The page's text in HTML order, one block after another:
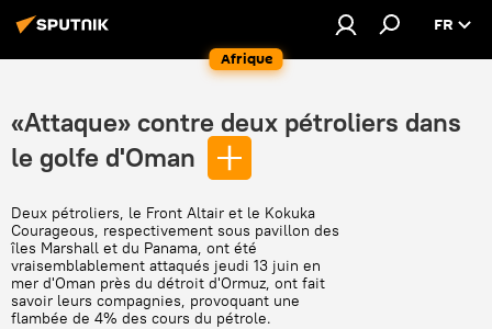
Afrique
FR
«Attaque» contre deux pétroliers dans
le golfe d'Oman
Deux pétroliers, le Front Altair et le Kokuka
Courageous, respectivement sous pavillon des
îles Marshall et du Panama, ont été
vraisemblablement attaqués jeudi 13 juin en
mer d'Oman près du détroit d'Ormuz, ont fait
savoir leurs compagnies, provoquant une
flambée de 4% des cours du pétrole.